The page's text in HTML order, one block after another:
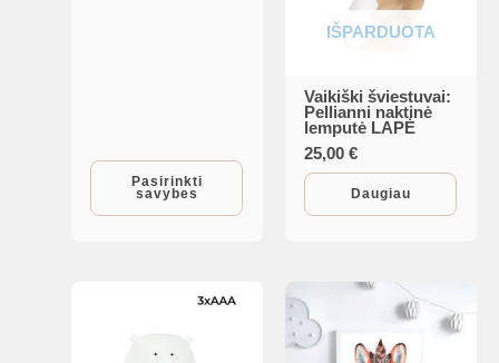
Pasirinkti
savybes
be
chosen
on
IŠPARDUOTA
Vaikiški šviestuvai:
Pellianni naktinė
lemputė LAPĖ
25,00€
Daugiau